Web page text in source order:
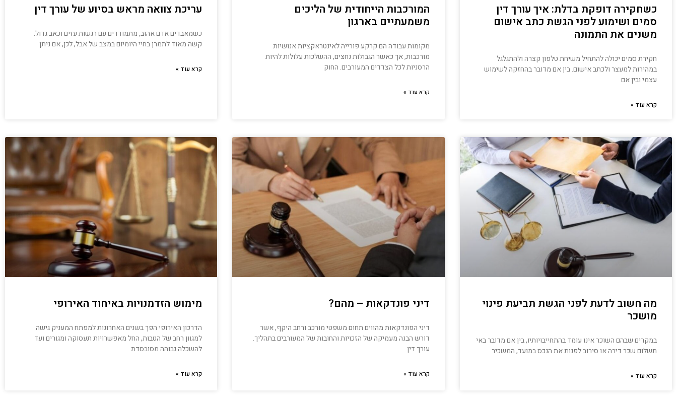
כשחקירה דופקת בדלת: איך עורך דין
סמים ושימוע לפני הגשת כתב אישום
משנים את התמונה
חקירת סמים יכולה להתחיל משיחת טלפון קצרה ולהתגלגל
במהירות למעצר ולכתב אישום. בין אם מדובר בהחזקה לשימוש
עצמי ובין אם
קרא עוד »
המורכבות הייחודית של הליכים
משמעתיים בארגון
מקומות עבודה הם קרקע פורייה לאינטראקציות אנושיות
מורכבות, אך כאשר הגבולות נחצים, ההשלכות עלולות להיות
הרסניות לכל הצדדים המעורבים. החוק
קרא עוד »
עריכת צוואה מראש בסיוע של עורך דין
כשמאבדים אדם אהוב, מתמודדים עם רגשות עזים וכאב גדול.
קשה מאוד לתמרן בחיי היומיום במצב של אבל, לכן, אם ניתן
קרא עוד »
מה חשוב לדעת לפני הגשת תביעת פינוי
מושכר
במקרים שבהם השוכר אינו עומד בהתחייבויותיו, בין אם מדובר באי
תשלום שכר דירה או סירוב לפנות את הנכס במועד, המשכיר
קרא עוד »
דיני פונדקאות – מהם?
דיני הפונדקאות מהווים תחום משפטי מורכב ורחב היקף, אשר
דורש הבנה מעמיקה של הזכויות והחובות של המעורבים בתהליך.
עורך דין
קרא עוד »
מימוש הזדמנויות באיחוד האירופי
הדרכון האירופי הפך בשנים האחרונות למפתח המעניק גישה
למגוון רחב של הטבות, החל מאפשרויות תעסוקה ומגורים ועד
להשכלה גבוהה מסובסדת
קרא עוד »